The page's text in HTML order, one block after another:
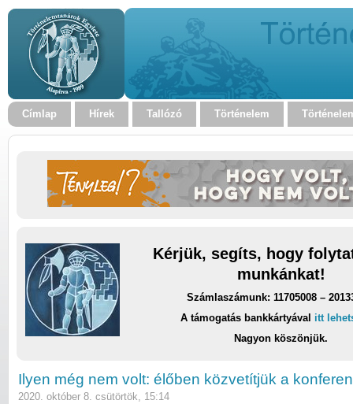
Címlap Hírek Tallózó Történelem
Kérjük, segíts, hogy
munkánkat!
Számlaszámunk: 11705008 –
A támogatás bankkártyával itt
Nagyon köszönjük.
Ilyen még nem volt: élőben közvetítjük a
2020. október 8. csütörtök, 15:14